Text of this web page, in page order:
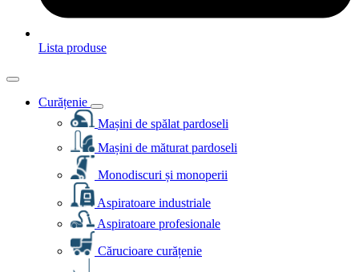
Lista produse
Curățenie
Mașini de spălat pardoseli
Mașini de măturat pardoseli
Monodiscuri și monoperii
Aspiratoare industriale
Aspiratoare profesionale
Cărucioare curățenie